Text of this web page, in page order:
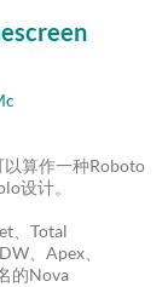
算作一种Roboto
设计。
、Total
、Apex、
的Nova